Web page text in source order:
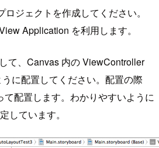
ジェクトを作成してください。
Application を利用します。
て、Canvas 内の ViewController
に配置してください。配置の際
て配置します。わかりやすいように
しています。